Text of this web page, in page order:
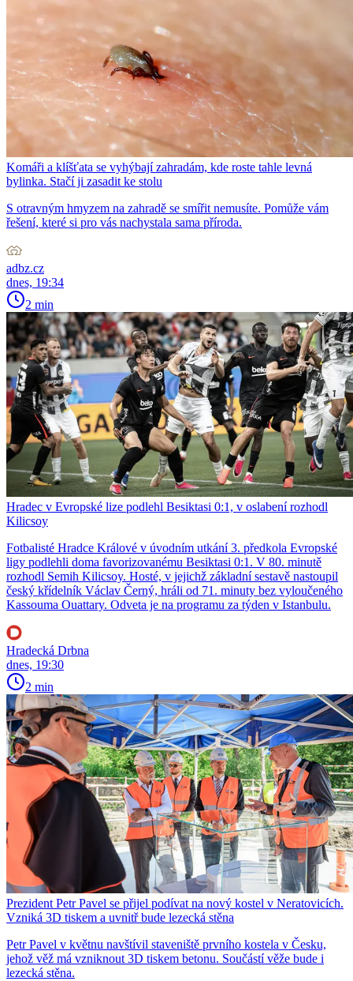
Komáři a klíšťata se vyhýbají zahradám, kde roste tahle levná
bylinka. Stačí ji zasadit ke stolu
S otravným hmyzem na zahradě se smířit nemusíte. Pomůže vám
řešení, které si pro vás nachystala sama příroda.
adbz.cz
dnes, 19:34
2 min
Hradec v Evropské lize podlehl Besiktasi 0:1, v oslabení rozhodl
Kilicsoy
Fotbalisté Hradce Králové v úvodním utkání 3. předkola Evropské
ligy podlehli doma favorizovanému Besiktasi 0:1. V 80. minutě
rozhodl Semih Kilicsoy. Hosté, v jejichž základní sestavě nastoupil
český křídelník Václav Černý, hráli od 71. minuty bez vyloučeného
Kassouma Ouattary. Odveta je na programu za týden v Istanbulu.
Hradecká Drbna
dnes, 19:30
2 min
Prezident Petr Pavel se přijel podívat na nový kostel v Neratovicích.
Vzniká 3D tiskem a uvnitř bude lezecká stěna
Petr Pavel v květnu navštívil staveniště prvního kostela v Česku,
jehož věž má vzniknout 3D tiskem betonu. Součástí věže bude i
lezecká stěna.